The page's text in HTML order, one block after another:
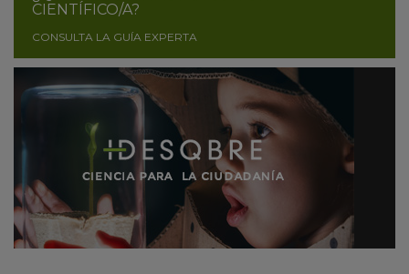
CIENTÍFICO/A?
CONSULTA LA GUÍA EXPERTA